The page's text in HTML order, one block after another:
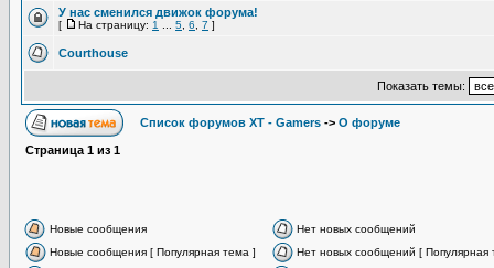
У нас сменился движок форума!
[ На страницу: 1 5 6 7 ]
Courthouse
Показать темы:
Список форумов XT - Gamers -> О форуме
Страница 1 из 1
Новые сообщения
Нет новых сообщений
Новые сообщения [ Популярная тема ]
Нет новых сообщений [ Популярная